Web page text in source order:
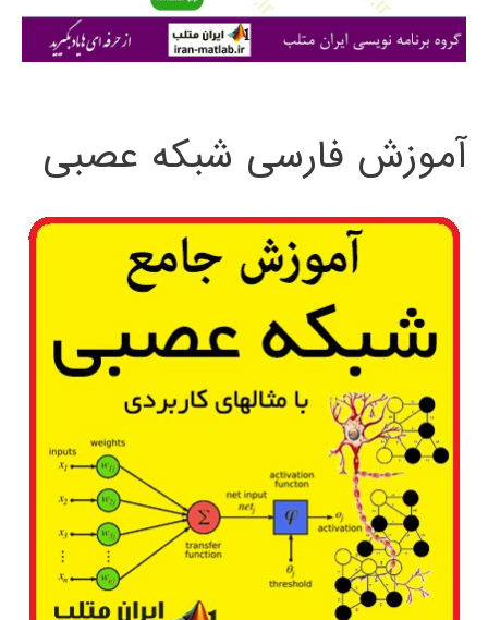
ی
آموزش فارسی شبکه عصبی